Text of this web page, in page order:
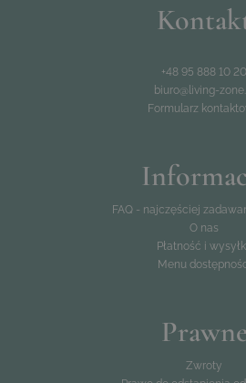
+48 95 888 10 20
biuro@living-
Formularz
FAQ - najczęściej
O nas
Płatność i
Menu
Prawne
Zwroty